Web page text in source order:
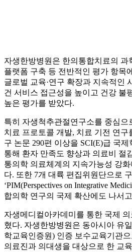
자생한방병원은 한의통합치료의 과
플랫폼 구축 등 전반적인 평가 항목
글로벌 교육·연구 확장과 지속적인
건 서비스 접근성을 높이고 건강 불
높은 평가를 받았다.
특히 자생척추관절연구소를 중심
치료 프로토콜 개발, 치료 기전 연구
구 논문 290편 이상을 SCI(E)급 국
통해 환자 만족도 향상과 의료비 절
통의학 의료체계의 지속가능성 강
다. 또한 7개 대륙 편집위원단으로
‘PIM(Perspectives on Integrative
합의학 연구의 국제 확산에도 나서
자생메디컬아카데미를 통한 국제
혔다. 자생한방병원은 동아시아 유
학교육인증원) 인증 보수교육기관
의료진과 의대생을 대상으로 한 교